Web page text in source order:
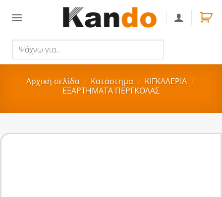
για..
Αρχική σελίδα / Κατάστημα / ΚΙΓΚΑΛΕΡΙΑ /
ΕΞΑΡΤΗΜΑΤΑ ΠΕΡΓΚΟΛΑΣ